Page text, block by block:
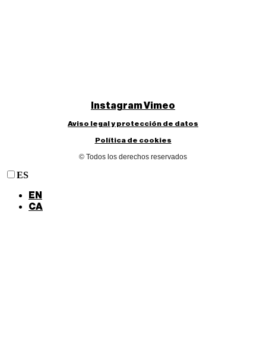
InstagramVimeo
Aviso legal y protección de datos
Política de cookies
© Todos los derechos reservados
ES
EN
CA